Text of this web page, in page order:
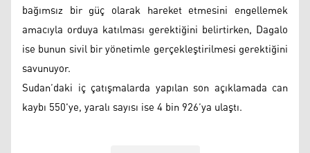
bağımsız bir güç olarak hareket etmesini engellemek
amacıyla orduya katılması gerektiğini belirtirken, Dagalo
ise bunun sivil bir yönetimle gerçekleştirilmesi gerektiğini
savunuyor.
Sudan’daki iç çatışmalarda yapılan son açıklamada can
kaybı 550'ye, yaralı sayısı ise 4 bin 926’ya ulaştı.